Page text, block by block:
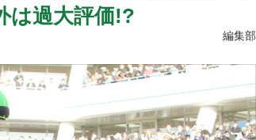
は過大評価!?
編集部